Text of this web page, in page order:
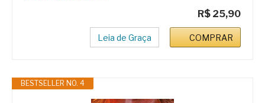
R$ 25,90
Leia de Graça COMPRAR
BESTSELLER NO. 4